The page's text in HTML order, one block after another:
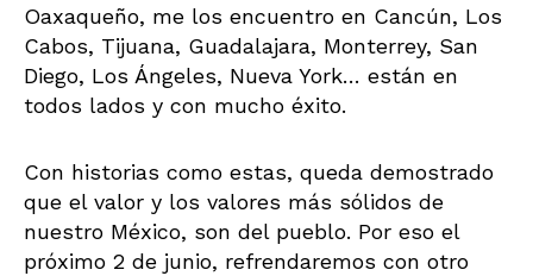
Oaxaqueño, me los encuentro en Cancún, Los
Cabos, Tijuana, Guadalajara, Monterrey, San
Diego, Los Ángeles, Nueva York… están en
todos lados y con mucho éxito.
Con historias como estas, queda demostrado
que el valor y los valores más sólidos de
nuestro México, son del pueblo. Por eso el
próximo 2 de junio, refrendaremos con otro